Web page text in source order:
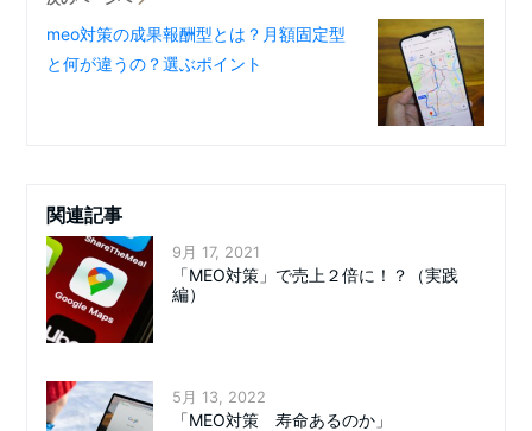
meo対策の成果報酬型とは？月額固定型
と何が違うの？選ぶポイント
関連記事
9月 17, 2021
「MEO対策」で売上２倍に！？（実践
編）
5月 13, 2022
「MEO対策 寿命あるのか」